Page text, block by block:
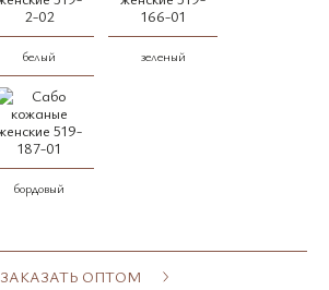
белый зеленый
бордовый
ЗАКАЗАТЬ ОПТОМ